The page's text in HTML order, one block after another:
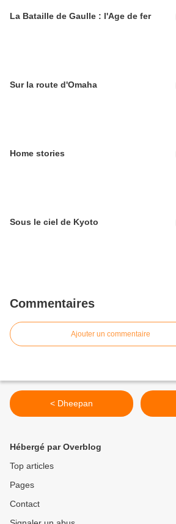
La Bataille de Gaulle : l'Age de fer
Sur la route d'Omaha
Home stories
Sous le ciel de Kyoto
Commentaires
Ajouter un commentaire
< Dheepan
Hébergé par Overblog
Top articles
Pages
Contact